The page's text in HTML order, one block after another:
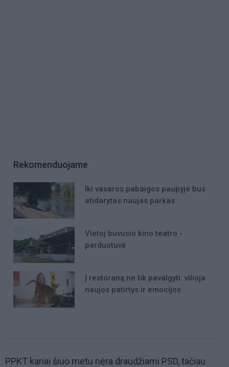
Rekomenduojame
Iki vasaros pabaigos paupyje bus
atidarytas naujas parkas
Vietoj buvusio kino teatro -
parduotuvė
Į restoraną ne tik pavalgyti: vilioja
naujos patirtys ir emocijos
PPKT kariai šiuo metu nėra draudžiami PSD, tačiau